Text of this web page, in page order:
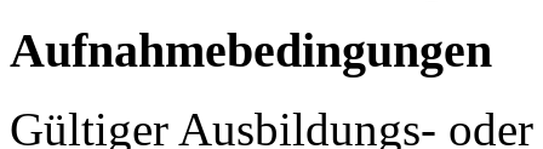
Aufnahmebedingungen
Gültiger Ausbildungs-